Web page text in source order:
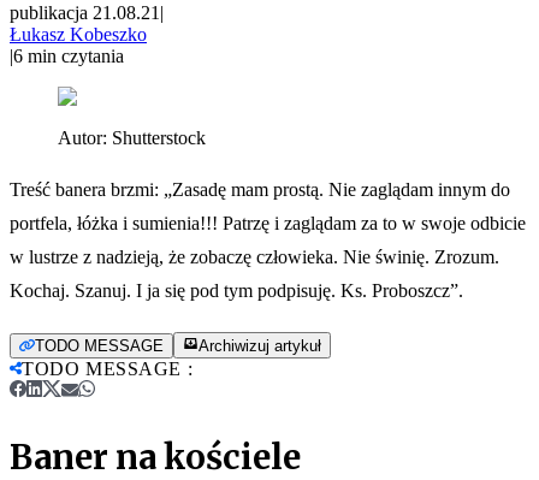
publikacja 21.08.21 |
Łukasz Kobeszko
|6 min czytania
Autor: Shutterstock
Treść banera brzmi: „Zasadę mam prostą. Nie zaglądam innym do
portfela, łóżka i sumienia!!! Patrzę i zaglądam za to w swoje odbicie
w lustrze z nadzieją, że zobaczę człowieka. Nie świnię. Zrozum.
Kochaj. Szanuj. I ja się pod tym podpisuję. Ks. Proboszcz”.
TODO MESSAGE Archiwizuj artykuł
TODO MESSAGE :
Baner na kościele